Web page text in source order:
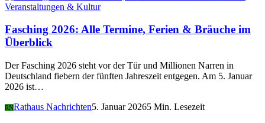
Veranstaltungen & Kultur
Fasching 2026: Alle Termine, Ferien & Bräuche im
Überblick
Der Fasching 2026 steht vor der Tür und Millionen Narren in
Deutschland fiebern der fünften Jahreszeit entgegen. Am 5. Januar
2026 ist…
RNRathaus Nachrichten5. Januar 20265 Min. Lesezeit